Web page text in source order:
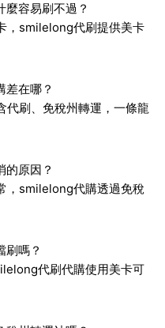
容易刷不過？
，smilelong代刷提供美卡
在哪？
代刷、免稅州轉運，一條龍
原因？
，smilelong代購透過免稅
刷嗎？
代刷代購使用美卡可